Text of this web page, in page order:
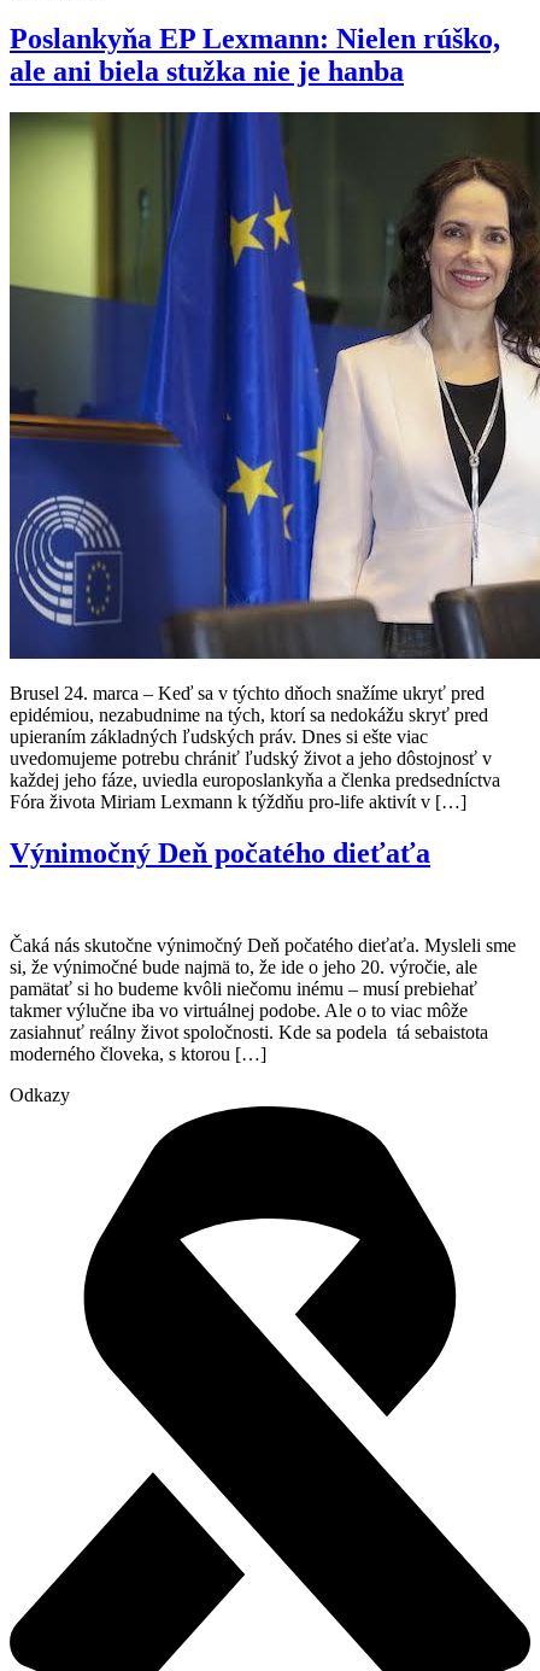
Poslankyňa EP Lexmann: Nielen rúško,
ale ani biela stužka nie je hanba
Brusel 24. marca – Keď sa v týchto dňoch snažíme ukryť pred
epidémiou, nezabudnime na tých, ktorí sa nedokážu skryť pred
upieraním základných ľudských práv. Dnes si ešte viac
uvedomujeme potrebu chrániť ľudský život a jeho dôstojnosť v
každej jeho fáze, uviedla europoslankyňa a členka predsedníctva
Fóra života Miriam Lexmann k týždňu pro-life aktivít v […]
Výnimočný Deň počatého dieťaťa
Čaká nás skutočne výnimočný Deň počatého dieťaťa. Mysleli sme
si, že výnimočné bude najmä to, že ide o jeho 20. výročie, ale
pamätať si ho budeme kvôli niečomu inému – musí prebiehať
takmer výlučne iba vo virtuálnej podobe. Ale o to viac môže
zasiahnuť reálny život spoločnosti. Kde sa podela tá sebaistota
moderného človeka, s ktorou […]
Odkazy